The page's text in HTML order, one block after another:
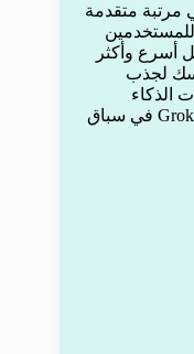
متقدمة
للمستخدمين
أسرع وأكثر
لجذب
الذكاء
الاصطناعي المتطورة، وتعزز من مكانة Grok في سباق